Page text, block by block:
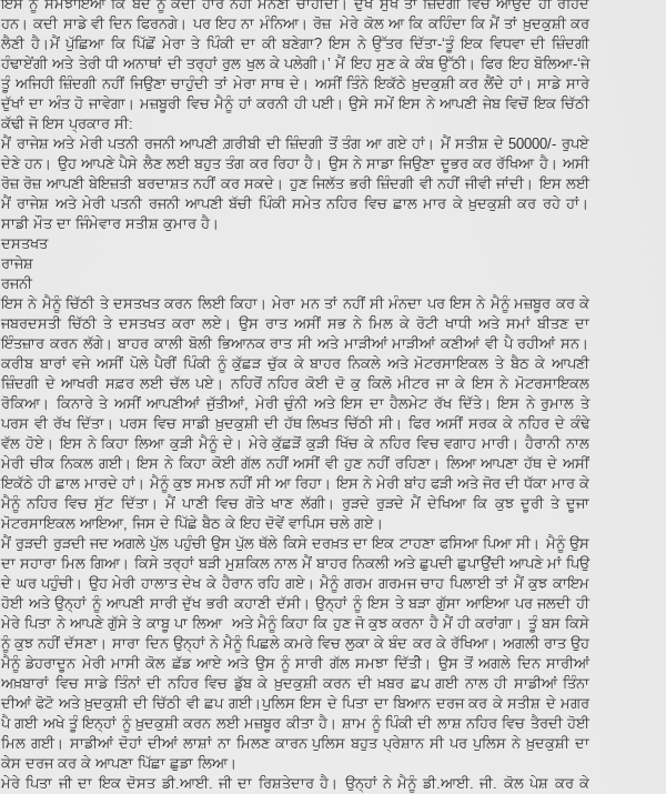
ਇਸ ਨੂੰ ਸਮਝਾਇਆ ਕਿ ਬੰਦੇ ਨੂੰ ਕਦੀ ਹਾਰ ਨਹੀਂ ਮੰਨਣੀ ਚਾਹੀਦੀ। ਦੁੱਖ ਸੁੱਖ ਤਾਂ ਜ਼ਿੰਦਗੀ ਵਿਚ ਆਉਂਦੇ ਹੀ ਰਹਿੰਦੇ
ਹਨ। ਕਦੀ ਸਾਡੇ ਵੀ ਦਿਨ ਫਿਰਨਗੇ। ਪਰ ਇਹ ਨਾ ਮੰਨਿਆ। ਰੋਜ਼ ਮੇਰੇ ਕੋਲ ਆ ਕਿ ਕਹਿੰਦਾ ਕਿ ਮੈਂ ਤਾਂ ਖ਼ੁਦਕੁਸ਼ੀ ਕਰ
ਲੈਣੀ ਹੈ।ਮੈਂ ਪੁੱਛਿਆ ਕਿ ਪਿੱਛੋਂ ਮੇਰਾ ਤੇ ਪਿੰਕੀ ਦਾ ਕੀ ਬਣੇਗਾ? ਇਸ ਨੇ ਉੱਤਰ ਦਿੱਤਾ-‘ਤੂੰ ਇਕ ਵਿਧਵਾ ਦੀ ਜ਼ਿੰਦਗੀ
ਹੰਢਾਏਂਗੀ ਅਤੇ ਤੇਰੀ ਧੀ ਅਨਾਥਾਂ ਦੀ ਤਰ੍ਹਾਂ ਰੁਲ ਖੁਲ ਕੇ ਪਲੇਗੀ।’ ਮੈਂ ਇਹ ਸੁਣ ਕੇ ਕੰਬ ਉੱਠੀ। ਫਿਰ ਇਹ ਬੋਲਿਆ-‘ਜੇ
ਤੂੰ ਅਜਿਹੀ ਜ਼ਿੰਦਗੀ ਨਹੀਂ ਜਿਉਣਾ ਚਾਹੁੰਦੀ ਤਾਂ ਮੇਰਾ ਸਾਥ ਦੇ। ਅਸੀਂ ਤਿੰਨੇ ਇਕੱਠੇ ਖ਼ੁਦਕੁਸ਼ੀ ਕਰ ਲੈਂਦੇ ਹਾਂ। ਸਾਡੇ ਸਾਰੇ
ਦੁੱਖਾਂ ਦਾ ਅੰਤ ਹੋ ਜਾਵੇਗਾ। ਮਜ਼ਬੂਰੀ ਵਿਚ ਮੈਨੂੰ ਹਾਂ ਕਰਨੀ ਹੀ ਪਈ। ਉਸੇ ਸਮੇਂ ਇਸ ਨੇ ਆਪਣੀ ਜੇਬ ਵਿਚੋਂ ਇਕ ਚਿੱਠੀ
ਕੱਢੀ ਜੋ ਇਸ ਪ੍ਰਕਾਰ ਸੀ:
ਮੈਂ ਰਾਜੇਸ਼ ਅਤੇ ਮੇਰੀ ਪਤਨੀ ਰਜਨੀ ਆਪਣੀ ਗ਼ਰੀਬੀ ਦੀ ਜ਼ਿੰਦਗੀ ਤੋਂ ਤੰਗ ਆ ਗਏ ਹਾਂ। ਮੈਂ ਸਤੀਸ਼ ਦੇ 50000/- ਰੁਪਏ
ਦੇਣੇ ਹਨ। ਉਹ ਆਪਣੇ ਪੈਸੇ ਲੈਣ ਲਈ ਬਹੁਤ ਤੰਗ ਕਰ ਰਿਹਾ ਹੈ। ਉਸ ਨੇ ਸਾਡਾ ਜਿਉਣਾ ਦੂਭਰ ਕਰ ਰੱਖਿਆ ਹੈ। ਅਸੀ
ਰੋਜ਼ ਰੋਜ਼ ਆਪਣੀ ਬੇਇਜ਼ਤੀ ਬਰਦਾਸ਼ਤ ਨਹੀਂ ਕਰ ਸਕਦੇ। ਹੁਣ ਜਿਲੱਤ ਭਰੀ ਜ਼ਿੰਦਗੀ ਵੀ ਨਹੀਂ ਜੀਵੀ ਜਾਂਦੀ। ਇਸ ਲਈ
ਮੈਂ ਰਾਜੇਸ਼ ਅਤੇ ਮੇਰੀ ਪਤਨੀ ਰਜਨੀ ਆਪਣੀ ਬੱਚੀ ਪਿੰਕੀ ਸਮੇਤ ਨਹਿਰ ਵਿਚ ਛਾਲ ਮਾਰ ਕੇ ਖ਼ੁਦਕੁਸ਼ੀ ਕਰ ਰਹੇ ਹਾਂ।
ਸਾਡੀ ਮੌਤ ਦਾ ਜਿੰਮੇਵਾਰ ਸਤੀਸ਼ ਕੁਮਾਰ ਹੈ।
ਦਸਤਖਤ
ਰਾਜੇਸ਼
ਰਜਨੀ
ਇਸ ਨੇ ਮੈਨੂੰ ਚਿੱਠੀ ਤੇ ਦਸਤਖਤ ਕਰਨ ਲਿਈ ਕਿਹਾ। ਮੇਰਾ ਮਨ ਤਾਂ ਨਹੀਂ ਸੀ ਮੰਨਦਾ ਪਰ ਇਸ ਨੇ ਮੈਨੂੰ ਮਜ਼ਬੂਰ ਕਰ ਕੇ
ਜਬਰਦਸਤੀ ਚਿੱਠੀ ਤੇ ਦਸਤਖਤ ਕਰਾ ਲਏ। ਉਸ ਰਾਤ ਅਸੀਂ ਸਭ ਨੇ ਮਿਲ ਕੇ ਰੋਟੀ ਖਾਧੀ ਅਤੇ ਸਮਾਂ ਬੀਤਣ ਦਾ
ਇੰਤਜ਼ਾਰ ਕਰਨ ਲੱਗੇ। ਬਾਹਰ ਕਾਲੀ ਬੋਲੀ ਭਿਆਨਕ ਰਾਤ ਸੀ ਅਤੇ ਮਾੜੀਆਂ ਮਾੜੀਆਂ ਕਣੀਆਂ ਵੀ ਪੈ ਰਹੀਆਂ ਸਨ।
ਕਰੀਬ ਬਾਰਾਂ ਵਜੇ ਅਸੀਂ ਪੋਲੇ ਪੈਰੀਂ ਪਿੰਕੀ ਨੂੰ ਕੁੱਛੜ ਚੁੱਕ ਕੇ ਬਾਹਰ ਨਿਕਲੇ ਅਤੇ ਮੋਟਰਸਾਇਕਲ ਤੇ ਬੈਠ ਕੇ ਆਪਣੀ
ਜ਼ਿੰਦਗੀ ਦੇ ਆਖਰੀ ਸਫ਼ਰ ਲਈ ਚੱਲ ਪਏ। ਨਹਿਰੋਂ ਨਹਿਰ ਕੋਈ ਦੋ ਕੁ ਕਿਲੋ ਮੀਟਰ ਜਾ ਕੇ ਇਸ ਨੇ ਮੋਟਰਸਾਇਕਲ
ਰੋਕਿਆ। ਕਿਨਾਰੇ ਤੇ ਅਸੀਂ ਆਪਣੀਆਂ ਜੁੱਤੀਆਂ, ਮੇਰੀ ਚੁੰਨੀ ਅਤੇ ਇਸ ਦਾ ਹੈਲਮੇਟ ਰੱਖ ਦਿੱਤੇ। ਇਸ ਨੇ ਰੁਮਾਲ ਤੇ
ਪਰਸ ਵੀ ਰੱਖ ਦਿੱਤਾ। ਪਰਸ ਵਿਚ ਸਾਡੀ ਖ਼ੁਦਕੁਸ਼ੀ ਦੀ ਹੱਥ ਲਿਖਤ ਚਿੱਠੀ ਸੀ। ਫਿਰ ਅਸੀਂ ਸਰਕ ਕੇ ਨਹਿਰ ਦੇ ਕੰਢੇ
ਵੱਲ ਹੋਏ। ਇਸ ਨੇ ਕਿਹਾ ਲਿਆ ਕੁੜੀ ਮੈਨੂੰ ਦੇ। ਮੇਰੇ ਕੁੱਛੜੋਂ ਕੁੜੀ ਖਿੱਚ ਕੇ ਨਹਿਰ ਵਿਚ ਵਗਾਹ ਮਾਰੀ। ਹੈਰਾਨੀ ਨਾਲ
ਮੇਰੀ ਚੀਕ ਨਿਕਲ ਗਈ। ਇਸ ਨੇ ਕਿਹਾ ਕੋਈ ਗੱਲ ਨਹੀਂ ਅਸੀਂ ਵੀ ਹੁਣ ਨਹੀਂ ਰਹਿਣਾ। ਲਿਆ ਆਪਣਾ ਹੱਥ ਦੇ ਅਸੀਂ
ਇਕੱਠੇ ਹੀ ਛਾਲ ਮਾਰਦੇ ਹਾਂ। ਮੈਨੂੰ ਕੁਝ ਸਮਝ ਨਹੀਂ ਸੀ ਆ ਰਿਹਾ। ਇਸ ਨੇ ਮੇਰੀ ਬਾਂਹ ਫੜੀ ਅਤੇ ਜੋਰ ਦੀ ਧੱਕਾ ਮਾਰ ਕੇ
ਮੈਨੂੰ ਨਹਿਰ ਵਿਚ ਸੁੱਟ ਦਿੱਤਾ। ਮੈਂ ਪਾਣੀ ਵਿਚ ਗੋਤੇ ਖਾਣ ਲੱਗੀ। ਰੁੜਦੇ ਰੁੜਦੇ ਮੈਂ ਦੇਖਿਆ ਕਿ ਕੁਝ ਦੂਰੀ ਤੇ ਦੂਜਾ
ਮੋਟਰਸਾਇਕਲ ਆਇਆ, ਜਿਸ ਦੇ ਪਿੱਛੇ ਬੈਠ ਕੇ ਇਹ ਦੋਵੇਂ ਵਾਪਿਸ ਚਲੇ ਗਏ।
ਮੈਂ ਰੁੜਦੀ ਰੁੜਦੀ ਜਦ ਅਗਲੇ ਪੁੱਲ ਪਹੁੰਚੀ ਉਸ ਪੁੱਲ ਥੱਲੇ ਕਿਸੇ ਦਰਖ਼ਤ ਦਾ ਇਕ ਟਾਹਣਾ ਫਸਿਆ ਪਿਆ ਸੀ। ਮੈਨੂੰ ਉਸ
ਦਾ ਸਹਾਰਾ ਮਿਲ ਗਿਆ। ਕਿਸੇ ਤਰ੍ਹਾਂ ਬੜੀ ਮੁਸ਼ਕਿਲ ਨਾਲ ਮੈਂ ਬਾਹਰ ਨਿਕਲੀ ਅਤੇ ਛੁਪਦੀ ਛੁਪਾਉਂਦੀ ਆਪਣੇ ਮਾਂ ਪਿਉ
ਦੇ ਘਰ ਪਹੁੰਚੀ। ਉਹ ਮੇਰੀ ਹਾਲਾਤ ਦੇਖ ਕੇ ਹੈਰਾਨ ਰਹਿ ਗਏ। ਮੈਨੂੰ ਗਰਮ ਗਰਮਜ ਚਾਹ ਪਿਲਾਈ ਤਾਂ ਮੈਂ ਕੁਝ ਕਾਇਮ
ਹੋਈ ਅਤੇ ਉਨ੍ਹਾਂ ਨੂੰ ਆਪਣੀ ਸਾਰੀ ਦੁੱਖ ਭਰੀ ਕਹਾਣੀ ਦੱਸੀ। ਉਨ੍ਹਾਂ ਨੂੰ ਇਸ ਤੇ ਬੜਾ ਗੁੱਸਾ ਆਇਆ ਪਰ ਜਲਦੀ ਹੀ
ਮੇਰੇ ਪਿਤਾ ਨੇ ਆਪਣੇ ਗੁੱਸੇ ਤੇ ਕਾਬੂ ਪਾ ਲਿਆ ਅਤੇ ਮੈਨੂੰ ਕਿਹਾ ਕਿ ਹੁਣ ਜੋ ਕੁਝ ਕਰਨਾ ਹੈ ਮੈਂ ਹੀ ਕਰਾਂਗਾ। ਤੂੰ ਬਸ ਕਿਸੇ
ਨੂੰ ਕੁਝ ਨਹੀਂ ਦੱਸਣਾ। ਸਾਰਾ ਦਿਨ ਉਨ੍ਹਾਂ ਨੇ ਮੈਨੂੰ ਪਿਛਲੇ ਕਮਰੇ ਵਿਚ ਲੁਕਾ ਕੇ ਬੰਦ ਕਰ ਕੇ ਰੱਖਿਆ। ਅਗਲੀ ਰਾਤ ਉਹ
ਮੈਨੂੰ ਡੇਹਰਾਦੂਨ ਮੇਰੀ ਮਾਸੀ ਕੋਲ ਛੱਡ ਆਏ ਅਤੇ ਉਸ ਨੂੰ ਸਾਰੀ ਗੱਲ ਸਮਝਾ ਦਿੱਤੀੇ। ਉਸ ਤੋਂ ਅਗਲੇ ਦਿਨ ਸਾਰੀਆਂ
ਅਖ਼ਬਾਰਾਂ ਵਿਚ ਸਾਡੇ ਤਿੰਨਾਂ ਦੀ ਨਹਿਰ ਵਿਚ ਡੁੱਬ ਕੇ ਖ਼ੁਦਕੁਸ਼ੀ ਕਰਨ ਦੀ ਖ਼ਬਰ ਛਪ ਗਈ ਨਾਲ ਹੀ ਸਾਡੀਆਂ ਤਿੰਨਾ
ਦੀਆਂ ਫੋਟੋ ਅਤੇ ਖ਼ੁਦਕੁਸ਼ੀ ਦੀ ਚਿੱਠੀ ਵੀ ਛਪ ਗਈ।ਪੁਲਿਸ ਇਸ ਦੇ ਪਿਤਾ ਦਾ ਬਿਆਨ ਦਰਜ ਕਰ ਕੇ ਸਤੀਸ਼ ਦੇ ਮਗਰ
ਪੈ ਗਈ ਅਖੇ ਤੂੰ ਇਨ੍ਹਾਂ ਨੂੰ ਖ਼ੁਦਕੁਸ਼ੀ ਕਰਨ ਲਈ ਮਜ਼ਬੂਰ ਕੀਤਾ ਹੈ। ਸ਼ਾਮ ਨੂੰ ਪਿੰਕੀ ਦੀ ਲਾਸ਼ ਨਹਿਰ ਵਿਚ ਤੈਰਦੀ ਹੋਈ
ਮਿਲ ਗਈ। ਸਾਡੀਆਂ ਦੋਹਾਂ ਦੀਆਂ ਲਾਸ਼ਾਂ ਨਾ ਮਿਲਣ ਕਾਰਨ ਪੁਲਿਸ ਬਹੁਤ ਪ੍ਰੇਸ਼ਾਨ ਸੀ ਪਰ ਪੁਲਿਸ ਨੇ ਖ਼ੁਦਕੁਸ਼ੀ ਦਾ
ਕੇਸ ਦਰਜ ਕਰ ਕੇ ਆਪਣਾ ਪਿੱਛਾ ਛੁਡਾ ਲਿਆ।
ਮੇਰੇ ਪਿਤਾ ਜੀ ਦਾ ਇਕ ਦੋਸਤ ਡੀ.ਆਈ. ਜੀ ਦਾ ਰਿਸ਼ਤੇਦਾਰ ਹੈ। ਉਨ੍ਹਾਂ ਨੇ ਮੈਨੂੰ ਡੀ.ਆਈ. ਜੀ. ਕੋਲ ਪੇਸ਼ ਕਰ ਕੇ